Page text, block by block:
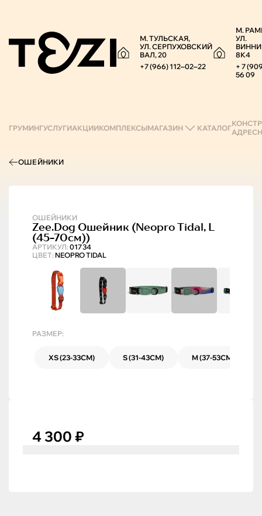
М. ТУЛЬСКАЯ,
УЛ. СЕРПУХОВСКИЙ
ВАЛ, 20
+7 (966) 112‒02‒22
М.
УЛ.
8К4
+ 7
56 09
ГРУМИНГУСЛУГИАКЦИИКОМПЛЕКСЫМАГАЗИН КАТАЛОГ
ОШЕЙНИКИ
ОШЕЙНИКИ
АРТИКУЛ: 01734
Zee.Dog Ошейник (neopro Tidal, L
(45-70см))
ЦВЕТ: NEOPRO TIDAL
РАЗМЕР:
XS (23-33СМ) S (31-43СМ) M (37-53СМ)
4 300 ₽